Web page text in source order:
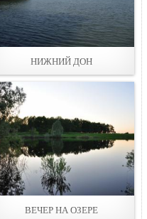
НИЖНИЙ ДОН
ВЕЧЕР НА ОЗЕРЕ